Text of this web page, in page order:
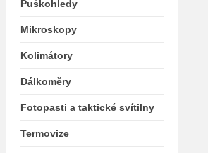
Puškohledy
Mikroskopy
Kolimátory
Dálkoměry
Fotopasti a taktické svítilny
Termovize